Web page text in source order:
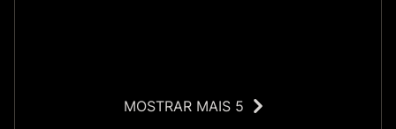
MOSTRAR MAIS 5